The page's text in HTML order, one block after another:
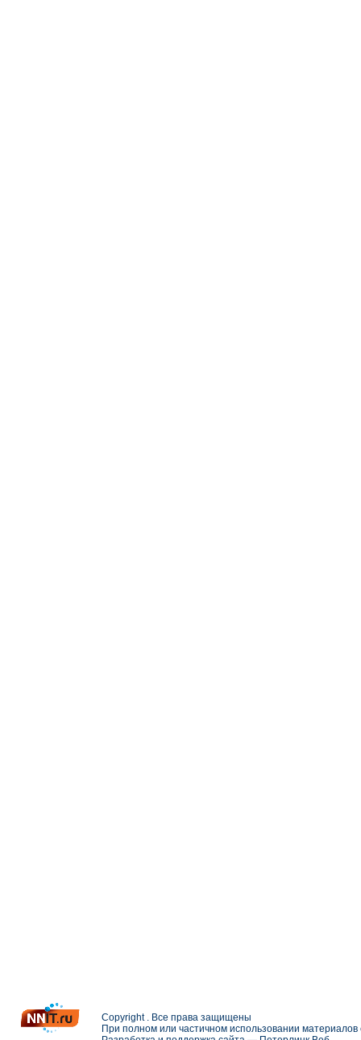
Copyright . Все права защищены
При полном или частичном использовании